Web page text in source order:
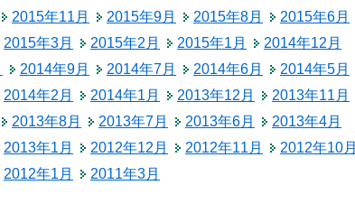
2015年11月 2015年9月 2015年8月
2015年6月
2015年3月 2015年2月 2015年1月
2014年12月
2014年9月 2014年7月 2014年6月
2014年5月
2014年2月 2014年1月 2013年12月
2013年11月
2013年8月 2013年7月 2013年6月
2013年4月
2013年1月 2012年12月 2012年11月
2012年10月
2012年1月
2011年3月